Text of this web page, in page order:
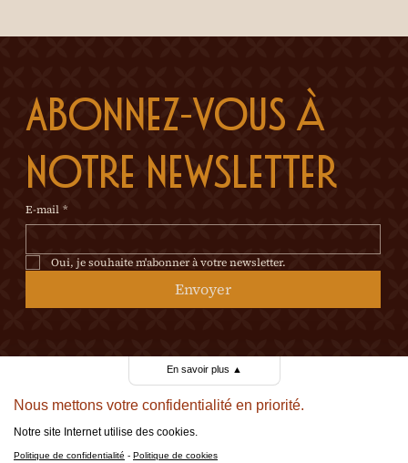
Abonnez-vous à
notre newsletter
E-mail *
Oui, je souhaite m'abonner à votre newsletter.
Envoyer
En savoir plus ▲
Nous mettons votre confidentialité en priorité.
Notre site Internet utilise des cookies.
Politique de confidentialité - Politique de cookies